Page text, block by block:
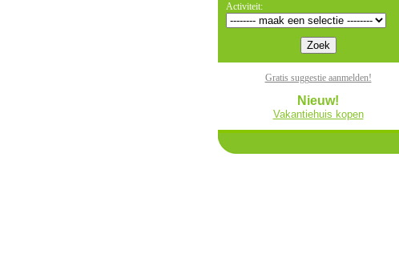
Activiteit:
Gratis suggestie aanmelden!
Nieuw!
Vakantiehuis kopen